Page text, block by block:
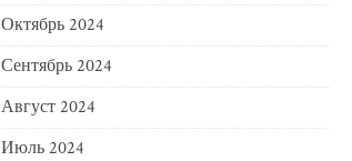
Октябрь 2024
Сентябрь 2024
Август 2024
Июль 2024